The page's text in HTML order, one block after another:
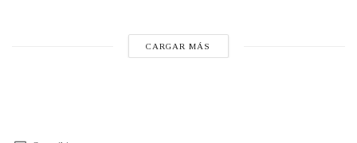
CARGAR MÁS